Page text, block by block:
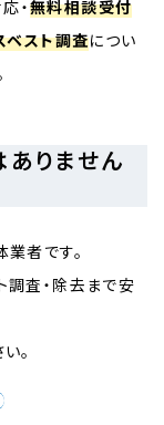
・無料相談受付
ベスト調査につい
ありません
者です。
査・除去まで安
。